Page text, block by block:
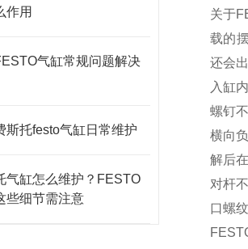
作用
气缸常规问题解决
斯托festo气缸日常维护
气缸怎么维护？FESTO
些细节需注意
关于
载的
还会
入缸
螺钉
横向
解后
对杆
口螺